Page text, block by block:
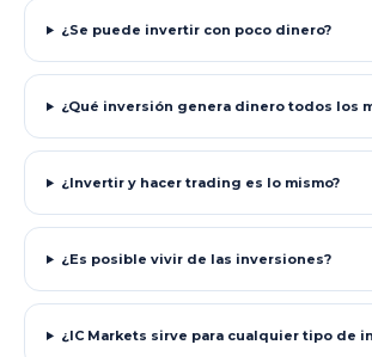
¿Se puede invertir con poco dinero?
¿Qué inversión genera dinero todos los
¿Invertir y hacer trading es lo mismo?
¿Es posible vivir de las inversiones?
¿IC Markets sirve para cualquier tipo de